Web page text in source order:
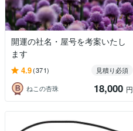
開運の社名・屋号を考案いたし
ます
4.9(371)
見積り必須
ねこの杏珠
18,000 円